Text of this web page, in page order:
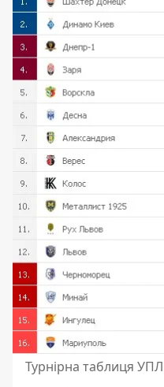
Турнірна таблиця УПЛ